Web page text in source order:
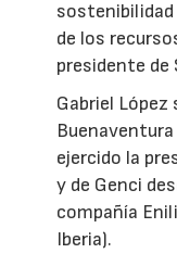
de los
presidente de
Gabriel
ejercido la
y de Genci
compañía
Iberia).